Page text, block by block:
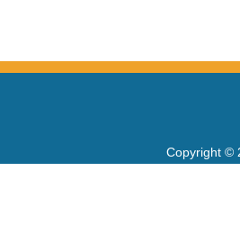
Copyright ©